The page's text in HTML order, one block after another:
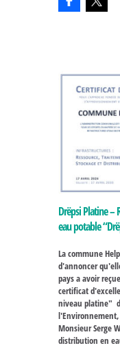
Drëpsi Platine –
eau potable
La commune
d'annoncer
pays a avoir
certificat
niveau platine"
Monsieur Serge
distribution en